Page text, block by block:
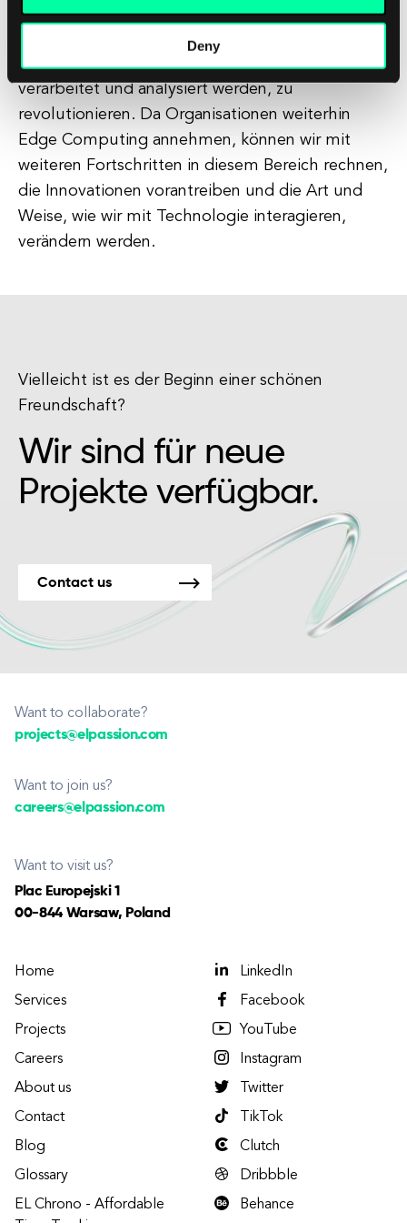
Deny
von 5G-Netzwerken bis hin zum Fokus auf
Datenschutz und Sicherheit ist Edge Computing
bereit, die Art und Weise, wie Daten in Echtzeit
verarbeitet und analysiert werden, zu
revolutionieren. Da Organisationen weiterhin
Edge Computing annehmen, können wir mit
weiteren Fortschritten in diesem Bereich rechnen,
die Innovationen vorantreiben und die Art und
Weise, wie wir mit Technologie interagieren,
verändern werden.
Vielleicht ist es der Beginn einer schönen
Freundschaft?
Wir sind für neue
Projekte verfügbar.
Contact us
Want to collaborate?
projects@elpassion.com
Want to join us?
careers@elpassion.com
Want to visit us?
Plac Europejski 1
00-844 Warsaw, Poland
Home
Services
Projects
Careers
About us
Contact
Blog
Glossary
EL Chrono - Affordable
LinkedIn
Facebook
YouTube
Instagram
Twitter
TikTok
Clutch
Dribbble
Behance